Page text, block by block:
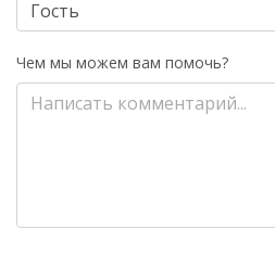
Чем мы можем вам помочь?